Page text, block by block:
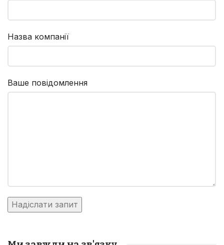
Назва компанії
Ваше повідомлення